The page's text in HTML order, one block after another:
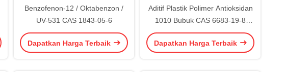
Benzofenon-12 / Oktabenzon /
UV-531 CAS 1843-05-6
Dapatkan Harga Terbaik
Aditif Plastik Polimer Antioksidan
1010 Bubuk CAS 6683-19-8
Karet
Dapatkan Harga Terbaik